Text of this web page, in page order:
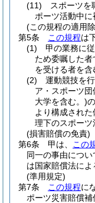
(11)
スポーツを
ポーツ活動中に
(この規程の適用
第5条
この規程は
(1)
甲の業務に
ため委嘱した
を受ける者を含
(2)
運動競技を
ア・スポーツ
大学を含む。)
より構成され
理下のスポーツ
(損害賠償の免責)
第6条
甲は、 この
同一の事由につ
は国家賠償法によ
(準用規定)
第7条
この規程に
ポーツ災害賠償